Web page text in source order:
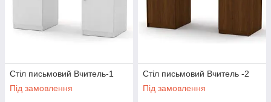
Стіл письмовий Вчитель-1
Під замовлення
Стіл письмовий Вчитель -2
Під замовлення